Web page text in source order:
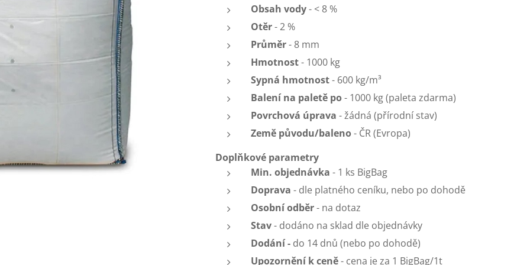
Obsah vody- < 8 %
Otěr- 2 %
Průměr- 8 mm
Hmotnost- 1000 kg
Sypná hmotnost- 600 kg/m³
Balení na paletě po- 1000 kg (paleta zdarma)
Povrchová úprava - žádná (přírodní stav)
Země původu/baleno- ČR (Evropa)
Doplňkové parametry
Min. objednávka - 1 ks BigBag
Doprava - dle platného ceníku, nebo po dohodě
Osobní odběr- na dotaz
Stav- dodáno na sklad dle objednávky
Dodání- do 14 dnů (nebo po dohodě)
Upozornění k ceně- cena je za 1 BigBag/1t